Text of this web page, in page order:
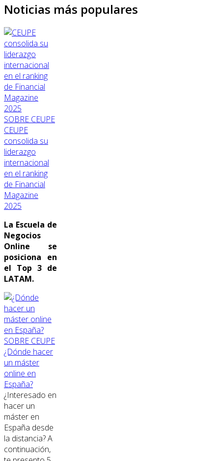
Noticias más populares
SOBRE CEUPE
CEUPE
consolida su
liderazgo
internacional
en el ranking
de Financial
Magazine
2025
La Escuela de
Negocios
Online se
posiciona en
el Top 3 de
LATAM.
SOBRE CEUPE
¿Dónde hacer
un máster
online en
España?
¿Interesado en
hacer un
máster en
España desde
la distancia? A
continuación,